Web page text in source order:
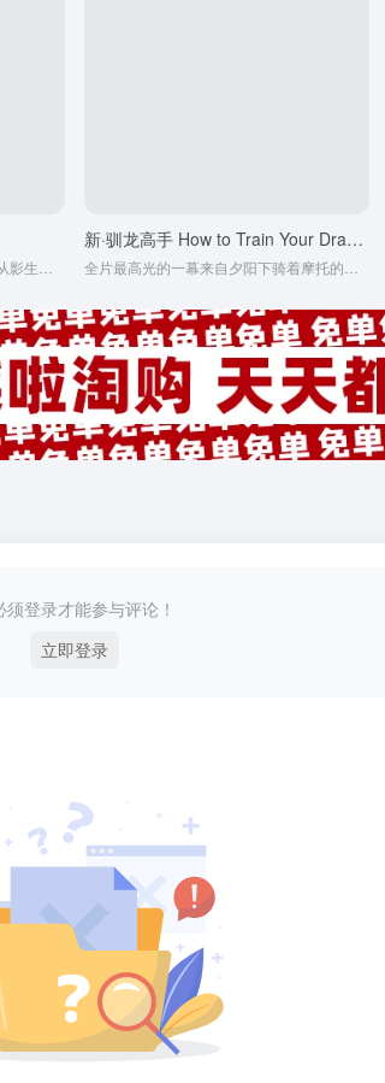
新·驯龙高手 How to Train Your Dragon
须登录才能参与评论！
立即登录